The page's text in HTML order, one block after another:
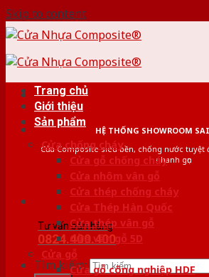
Skip to content
HỆ THỐNG SHOWROOM
Cửa Composite siêu bền, chống nước tuyệt
nhanh gọn
Tư vấn bán hàng
0824.400.400
Tìm kiếm:
Trang chủ
Giới thiệu
Sản phẩm
Cửa chống cháy
Cửa gỗ chống cháy
Cửa nhôm vân gỗ
Cửa thép chống cháy
Cửa Thép Hàn Quốc
Cửa thép vân gỗ
Cửa vân gỗ 5D
Cửa gỗ
Cửa gỗ công nghiệp HDF